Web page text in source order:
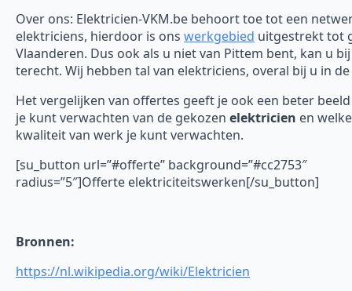
Over ons: Elektricien-VKM.be behoort toe tot een
elektriciens, hierdoor is ons werkgebied uitgestrekt tot
Vlaanderen. Dus ook als u niet van Pittem bent, kan u
terecht. Wij hebben tal van elektriciens, overal bij u in
Het vergelijken van offertes geeft je ook een beter
je kunt verwachten van de gekozen elektricien en welke
kwaliteit van werk je kunt verwachten.
[su_button url=”#offerte” background=”#cc2753″
radius=”5″]Offerte elektriciteitswerken[/su_button]
Bronnen:
https://nl.wikipedia.org/wiki/Elektricien